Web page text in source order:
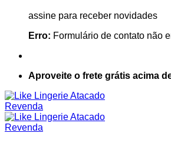
assine para receber novidades
Erro: Formulário de contato não
Aproveite o frete grátis acima